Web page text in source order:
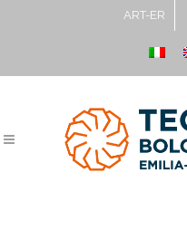
ART-ER